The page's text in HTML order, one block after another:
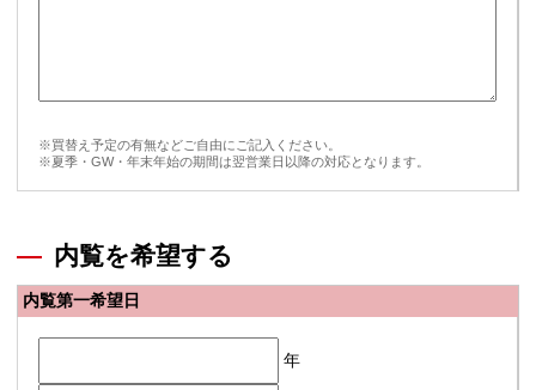
※買替え予定の有無などご自由にご記入ください。
※夏季・GW・年末年始の期間は翌営業日以降の対応となります。
内覧を希望する
内覧第一希望日
年